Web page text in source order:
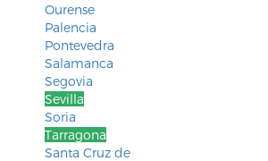
Ourense
Palencia
Pontevedra
Salamanca
Segovia
Sevilla
Soria
Tarragona
Santa Cruz de